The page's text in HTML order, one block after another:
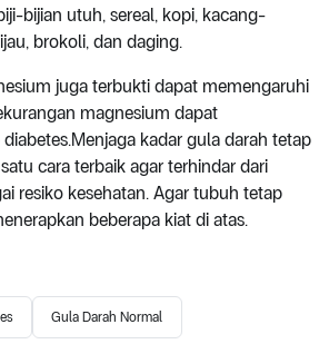
bijian utuh, sereal, kopi, kacang-
brokoli, dan daging.
juga terbukti dapat memengaruhi
magnesium dapat
kadar gula darah tetap
cara terbaik agar terhindar dari
resiko kesehatan. Agar tubuh tetap
beberapa kiat di atas.
Gula Darah Normal